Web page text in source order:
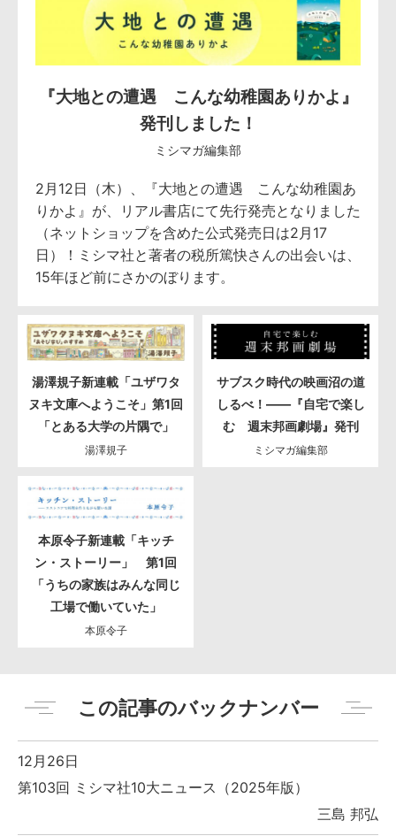
『大地との遭遇 こんな幼稚園ありかよ』
発刊しました！
ミシマガ編集部
2月12日（木）、『大地との遭遇 こんな幼稚園あ
りかよ』が、リアル書店にて先行発売となりました
（ネットショップを含めた公式発売日は2月17
日）！ミシマ社と著者の税所篤快さんの出会いは、
15年ほど前にさかのぼります。
湯澤規子新連載「ユザワタ
ヌキ文庫へようこそ」第1回
「とある大学の片隅で」
湯澤規子
サブスク時代の映画沼の道
しるべ！――『自宅で楽し
む 週末邦画劇場』発刊
ミシマガ編集部
本原令子新連載「キッチ
ン・ストーリー」 第1回
「うちの家族はみんな同じ
工場で働いていた」
本原令子
この記事のバックナンバー
12月26日
第103回 ミシマ社10大ニュース（2025年版）
三島 邦弘